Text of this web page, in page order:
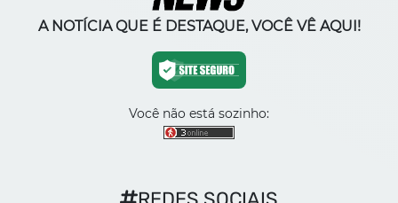
A NOTÍCIA QUE É DESTAQUE, VOCÊ VÊ AQUI!
Você não está sozinho: